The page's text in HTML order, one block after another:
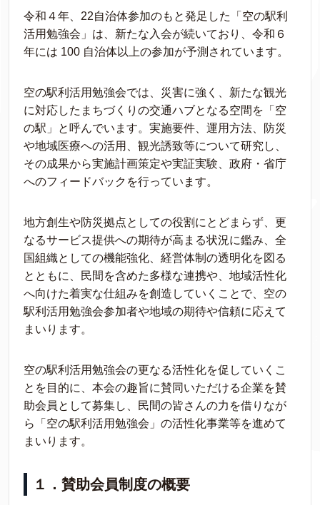
令和４年、22自治体参加のもと発足した「空の駅利
活用勉強会」は、新たな入会が続いており、令和６
年には 100 自治体以上の参加が予測されています。
空の駅利活用勉強会では、災害に強く、新たな観光
に対応したまちづくりの交通ハブとなる空間を「空
の駅」と呼んでいます。実施要件、運用方法、防災
や地域医療への活用、観光誘致等について研究し、
その成果から実施計画策定や実証実験、政府・省庁
へのフィードバックを行っています。
地方創生や防災拠点としての役割にとどまらず、更
なるサービス提供への期待が高まる状況に鑑み、全
国組織としての機能強化、経営体制の透明化を図る
とともに、民間を含めた多様な連携や、地域活性化
へ向けた着実な仕組みを創造していくことで、空の
駅利活用勉強会参加者や地域の期待や信頼に応えて
まいります。
空の駅利活用勉強会の更なる活性化を促していくこ
とを目的に、本会の趣旨に賛同いただける企業を賛
助会員として募集し、民間の皆さんの力を借りなが
ら「空の駅利活用勉強会」の活性化事業等を進めて
まいります。
１．賛助会員制度の概要